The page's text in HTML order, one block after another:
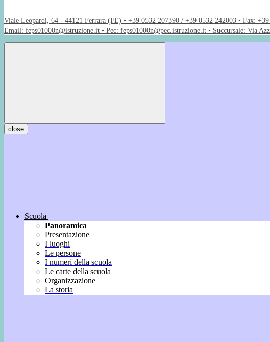
Viale Leopardi, 64 - 44121 Ferrara (FE) • +39 0532 207390 / +39 0532 242003 • Fax:
Email: feps01000n@istruzione.it • Pec: feps01000n@pec.istruzione.it • Succursale: Via
close
Scuola
Panoramica
Presentazione
I luoghi
Le persone
I numeri della scuola
Le carte della scuola
Organizzazione
La storia